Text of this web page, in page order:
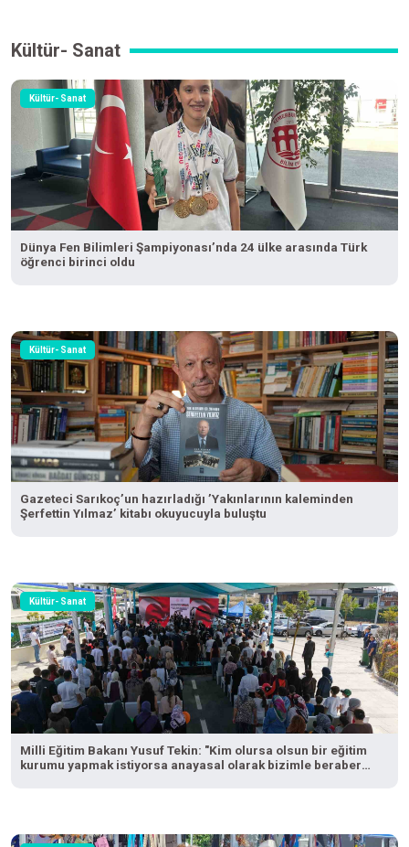
Kültür- Sanat
Kültür- Sanat
Dünya Fen Bilimleri Şampiyonası’nda 24 ülke arasında Türk
öğrenci birinci oldu
Kültür- Sanat
Gazeteci Sarıkoç’un hazırladığı ’Yakınlarının kaleminden
Şerfettin Yılmaz’ kitabı okuyucuyla buluştu
Kültür- Sanat
Milli Eğitim Bakanı Yusuf Tekin: "Kim olursa olsun bir eğitim
kurumu yapmak istiyorsa anayasal olarak bizimle beraber